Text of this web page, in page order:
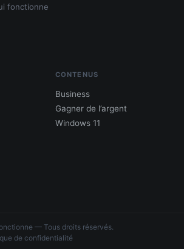
fonctionne
CONTENUS
Business
Gagner de l’argent
Windows 11
— Tous droits réservés.
de confidentialité
€ – 5 000 € / mois · Guide testé